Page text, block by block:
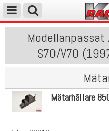
S70/V70
Mätarhållare